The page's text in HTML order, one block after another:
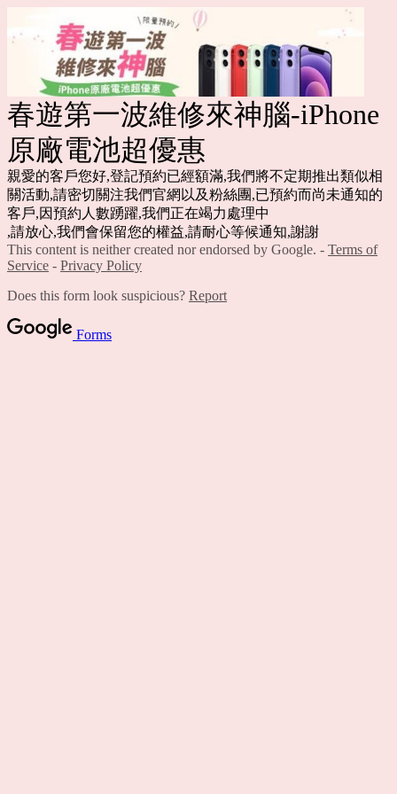
春遊第一波維修來神腦-iPhone
原廠電池超優惠
親愛的客戶您好,登記預約已經額滿,我們將不定期推出類似相
關活動,請密切關注我們官網以及粉絲團,已預約而尚未通知的
客戶,因預約人數踴躍,我們正在竭力處理中
,請放心,我們會保留您的權益,請耐心等候通知,謝謝
This content is neither created nor endorsed by Google. - Terms of
Service - Privacy Policy
Does this form look suspicious? Report
Forms